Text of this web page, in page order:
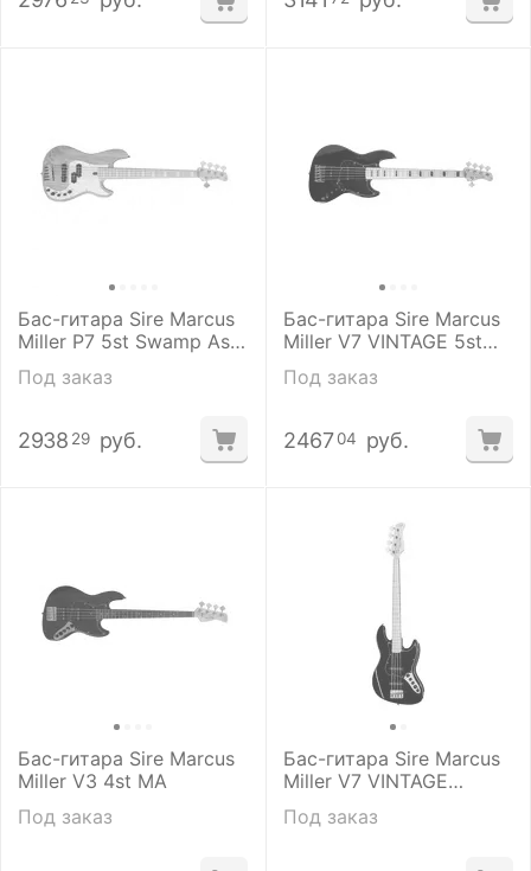
Бас-гитара Sire Marcus
Miller P7 5st Swamp Ash
Под заказ
2938 29 руб.
Бас-гитара Sire Marcus
Miller V7 VINTAGE 5st
Под заказ
246704 руб.
Бас-гитара Sire Marcus
Miller V3 4st MA
Под заказ
Бас-гитара Sire Marcus
Miller V7 VINTAGE
FRETLESS 4st Alder BK
Под заказ